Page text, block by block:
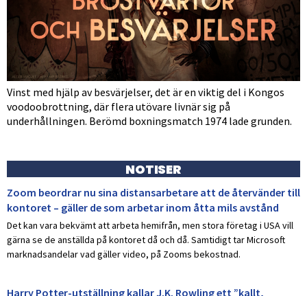
Vinst med hjälp av besvärjelser, det är en viktig del i Kongos
voodoobrottning, där flera utövare livnär sig på
underhållningen. Berömd boxningsmatch 1974 lade grunden.
NOTISER
Zoom beordrar nu sina distansarbetare att de återvänder till
kontoret – gäller de som arbetar inom åtta mils avstånd
Det kan vara bekvämt att arbeta hemifrån, men stora företag i USA vill
gärna se de anställda på kontoret då och då. Samtidigt tar Microsoft
marknadsandelar vad gäller video, på Zooms bekostnad.
Harry Potter-utställning kallar J.K. Rowling ett ”kallt,